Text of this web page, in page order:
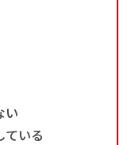
い
ている